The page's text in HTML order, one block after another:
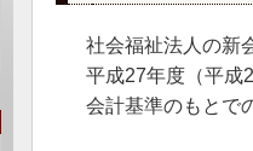
社会福祉法人の新
平成27年度（平成
会計基準のもとで